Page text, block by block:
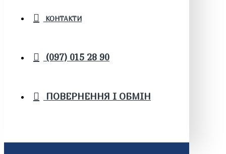
КОНТАКТИ
(097) 015 28 90
ПОВЕРНЕННЯ І ОБМІН